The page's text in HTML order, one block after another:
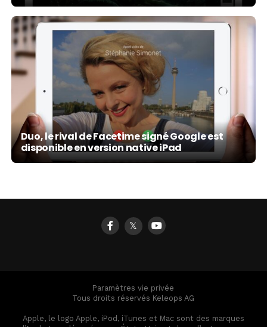
Duo, le rival de Facetime signé Google est
disponible en version native iPad
𝕏
Paramètres vie privée
Tous droits réservés Keleops AG
Apple, le logo Apple, iPod, iTunes et Mac sont des marques